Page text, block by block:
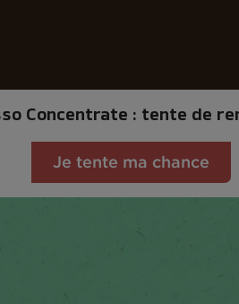
Concentrate : tente de
Je tente ma chance